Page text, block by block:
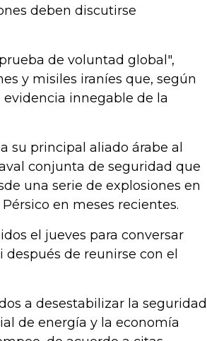
deben discutirse
de voluntad global",
y misiles iraníes que, según
innegable de la
su principal aliado árabe al
conjunta de seguridad que
una serie de explosiones en
en meses recientes.
el jueves para conversar
de reunirse con el
a desestabilizar la seguridad
de energía y la economía